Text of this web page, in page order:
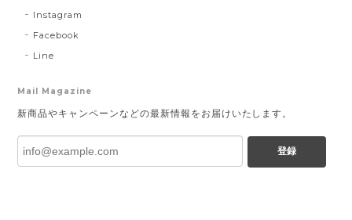
Instagram
Facebook
Line
Mail Magazine
新商品やキャンペーンなどの最新情報をお届けいたします。
登録